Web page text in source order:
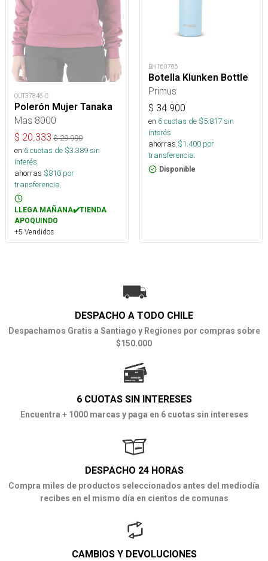
OUT37846-C
Polerón Mujer Tanaka
Mas 8000
$ 20.333 $29.990
en 6cuotas de $3.389sin
interés
ahorras $810 por
transferencia.
LLEGA MAÑANA✔️TIENDA
APOQUINDO
+5 Vendidos
BH160706
Botella Klunken Bottle
Primus
$ 34.900
en 6cuotas de $5.817sin
interés
ahorras $1.400 por
transferencia.
Disponible
DESPACHO A TODO CHILE
Despachamos Gratis a Santiago y Regiones por compras sobre
$150.000
6 CUOTAS SIN INTERESES
Encuentra + 1000 marcas y paga en 6 cuotas sin intereses
DESPACHO 24 HORAS
Compra miles de productos seleccionados antes del mediodía
recibes en el mismo día en cientos de comunas
CAMBIOS Y DEVOLUCIONES